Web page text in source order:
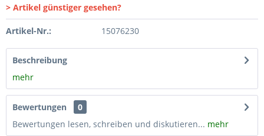
> Artikel günstiger gesehen?
Artikel-Nr.: 15076230
Beschreibung
mehr
Bewertungen
0
Bewertungen lesen, schreiben und diskutieren... mehr